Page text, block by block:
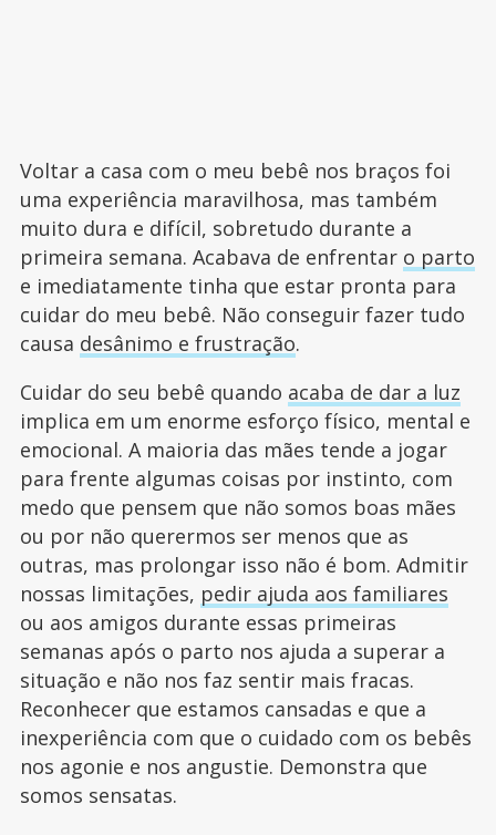
Voltar a casa com o meu bebê nos braços foi
uma experiência maravilhosa, mas também
muito dura e difícil, sobretudo durante a
primeira semana. Acabava de enfrentar o parto
e imediatamente tinha que estar pronta para
cuidar do meu bebê. Não conseguir fazer tudo
causa desânimo e frustração.
Cuidar do seu bebê quando acaba de dar a luz
implica em um enorme esforço físico, mental e
emocional. A maioria das mães tende a jogar
para frente algumas coisas por instinto, com
medo que pensem que não somos boas mães
ou por não querermos ser menos que as
outras, mas prolongar isso não é bom. Admitir
nossas limitações, pedir ajuda aos familiares
ou aos amigos durante essas primeiras
semanas após o parto nos ajuda a superar a
situação e não nos faz sentir mais fracas.
Reconhecer que estamos cansadas e que a
inexperiência com que o cuidado com os bebês
nos agonie e nos angustie. Demonstra que
somos sensatas.